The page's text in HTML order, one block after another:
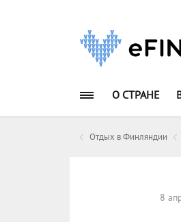
О СТРАНЕ
Отдых в Финляндии
8